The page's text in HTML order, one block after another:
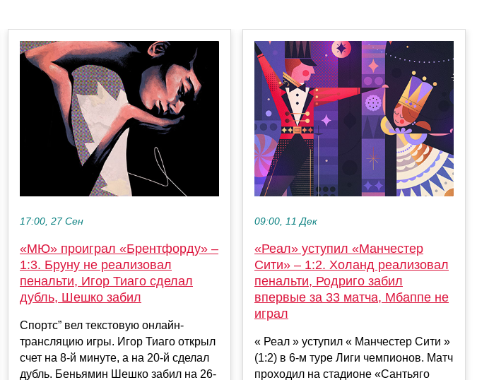
17:00, 27 Сен
«МЮ» проиграл «Брентфорду» –
1:3. Бруну не реализовал
пенальти, Игор Тиаго сделал
дубль, Шешко забил
Спортс” вел текстовую онлайн-
трансляцию игры. Игор Тиаго открыл
счет на 8-й минуте, а на 20-й сделал
дубль. Беньямин Шешко забил на 26-
09:00, 11 Дек
«Реал» уступил «Манчестер
Сити» – 1:2. Холанд реализовал
пенальти, Родриго забил
впервые за 33 матча, Мбаппе не
играл
« Реал » уступил « Манчестер Сити »
(1:2) в 6-м туре Лиги чемпионов. Матч
проходил на стадионе «Сантьяго